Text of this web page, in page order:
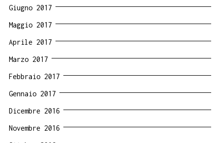
Giugno 2017
Maggio 2017
Aprile 2017
Marzo 2017
Febbraio 2017
Gennaio 2017
Dicembre 2016
Novembre 2016